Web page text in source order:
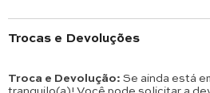
Trocas e Devoluções
Troca e Devolução: Se ainda está